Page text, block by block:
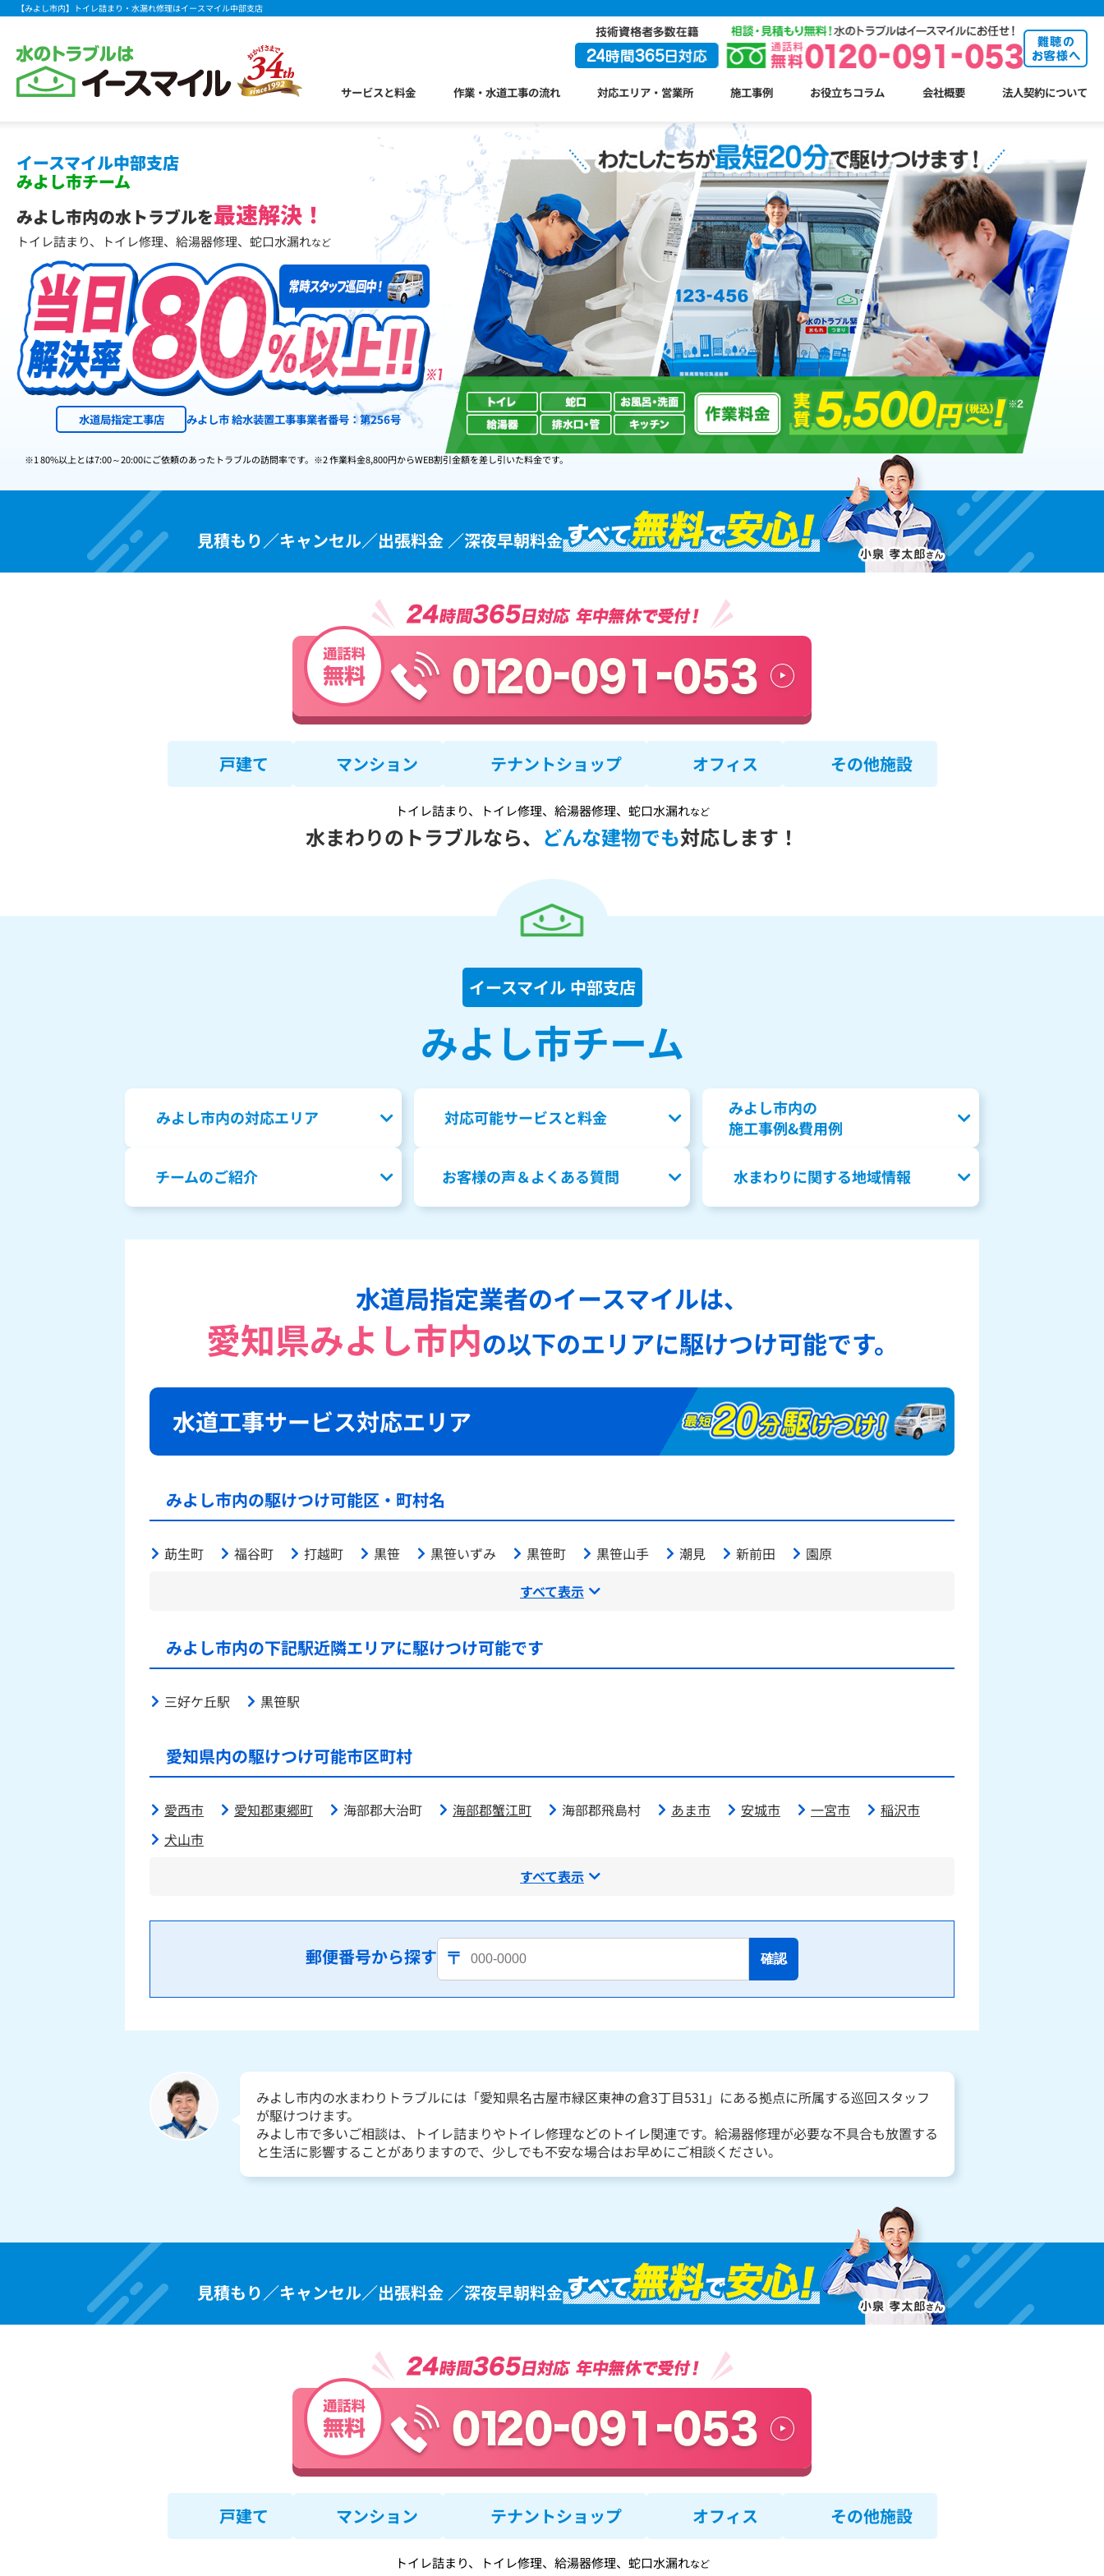
【みよし市内】トイレ詰まり・水漏れ修理はイースマイル中部支店
サービスと料金 作業・水道工事の流れ 対応エリア・営業所 施工事例 お役立ちコラム 会社概要 法人契約について
イースマイル中部支店
みよし市チーム
みよし市内の水トラブルを最速解決！
トイレ詰まり、トイレ修理、給湯器修理、蛇口水漏れなど
水道局指定工事店 みよし市 給水装置工事事業者番号：第256号
※1 80%以上とは7:00～20:00にご依頼のあったトラブルの訪問率です。 ※2 作業料金8,800円からWEB割引金額を差し引いた料金です。
見積もり／キャンセル／出張料金 ／深夜早朝料金
戸建て マンション テナントショップ オフィス その他施設
トイレ詰まり、トイレ修理、給湯器修理、蛇口水漏れなど
水まわりのトラブルなら、 どんな建物でも対応します！
イースマイル 中部支店
みよし市チーム
みよし市内の対応エリア 対応可能サービスと料金
みよし市内の
施工事例&費用例
チームのご紹介 お客様の声＆よくある質問 水まわりに関する地域情報
水道局指定業者のイースマイルは、
愛知県みよし市内の以下のエリアに駆けつけ可能です。
水道工事サービス対応エリア
みよし市内の駆けつけ可能区・町村名
莇生町 福谷町 打越町 黒笹 黒笹いずみ 黒笹町 黒笹山手 潮見 新前田
園原
すべて表示
みよし市内の下記駅近隣エリアに駆けつけ可能です
三好ケ丘駅 黒笹駅
愛知県内の駆けつけ可能市区町村
愛西市 愛知郡東郷町 海部郡大治町 海部郡蟹江町 海部郡飛島村 あま市 安城市 一宮市
稲沢市
犬山市
すべて表示
郵便番号から探す 確認
みよし市内の水まわりトラブルには「愛知県名古屋市緑区東神の倉3丁目531」にある拠点に所属する巡回スタッフ
が駆けつけます。
みよし市で多いご相談は、トイレ詰まりやトイレ修理などのトイレ関連です。給湯器修理が必要な不具合も放置する
と生活に影響することがありますので、少しでも不安な場合はお早めにご相談ください。
見積もり／キャンセル／出張料金 ／深夜早朝料金
戸建て マンション テナントショップ オフィス その他施設
トイレ詰まり、トイレ修理、給湯器修理、蛇口水漏れなど